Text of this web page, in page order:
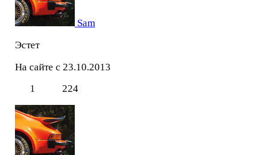
Sam
Эстет
На сайте с 23.10.2013
1
224